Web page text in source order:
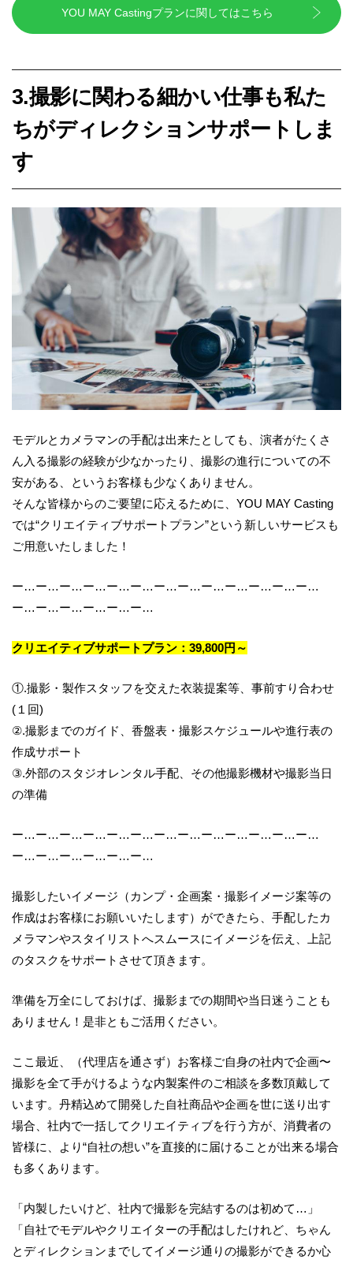
YOU MAY Castingプランに関してはこちら
3.撮影に関わる細かい仕事も私た
ちがディレクションサポートしま
す
モデルとカメラマンの手配は出来たとしても、演者がたくさ
ん入る撮影の経験が少なかったり、撮影の進行についての不
安がある、というお客様も少なくありません。
そんな皆様からのご要望に応えるために、YOU MAY Casting
では“クリエイティブサポートプラン”という新しいサービスも
ご用意いたしました！
ー…ー…ー…ー…ー…ー…ー…ー…ー…ー…ー…ー…ー…
ー…ー…ー…ー…ー…ー…
クリエイティブサポートプラン：39,800円～
①.撮影・製作スタッフを交えた衣装提案等、事前すり合わせ
(１回)
②.撮影までのガイド、香盤表・撮影スケジュールや進行表の
作成サポート
③.外部のスタジオレンタル手配、その他撮影機材や撮影当日
の準備
ー…ー…ー…ー…ー…ー…ー…ー…ー…ー…ー…ー…ー…
ー…ー…ー…ー…ー…ー…
撮影したいイメージ（カンプ・企画案・撮影イメージ案等の
作成はお客様にお願いいたします）ができたら、手配したカ
メラマンやスタイリストへスムースにイメージを伝え、上記
のタスクをサポートさせて頂きます。
準備を万全にしておけば、撮影までの期間や当日迷うことも
ありません！是非ともご活用ください。
ここ最近、（代理店を通さず）お客様ご自身の社内で企画〜
撮影を全て手がけるような内製案件のご相談を多数頂戴して
います。丹精込めて開発した自社商品や企画を世に送り出す
場合、社内で一括してクリエイティブを行う方が、消費者の
皆様に、より“自社の想い”を直接的に届けることが出来る場合
も多くあります。
「内製したいけど、社内で撮影を完結するのは初めて…」
「自社でモデルやクリエイターの手配はしたけれど、ちゃん
とディレクションまでしてイメージ通りの撮影ができるか心